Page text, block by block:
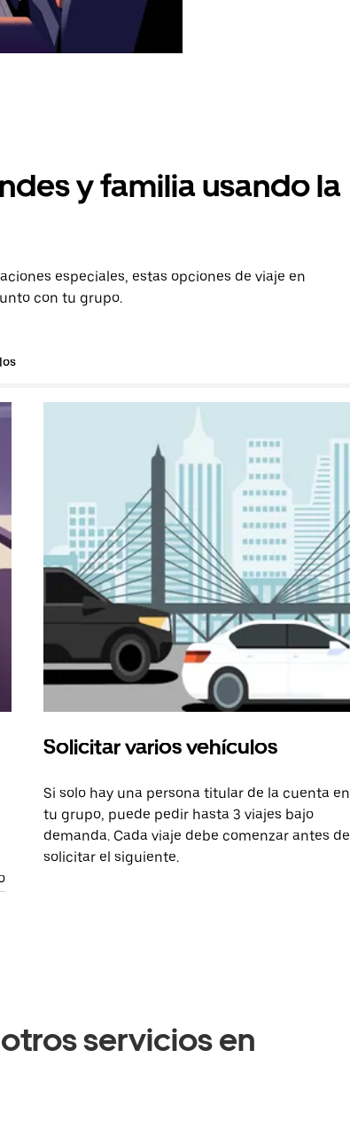
y familia usando la
especiales, estas opciones de viaje en
con tu grupo.
Solicitar varios vehículos
Si solo hay una persona titular de la cuenta en
tu grupo, puede pedir hasta 3 viajes bajo
demanda. Cada viaje debe comenzar antes de
solicitar el siguiente.
servicios en